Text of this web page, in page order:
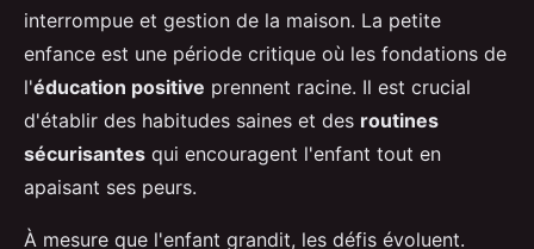
interrompue et gestion de la maison. La petite
enfance est une période critique où les fondations de
l'éducation positive prennent racine. Il est crucial
d'établir des habitudes saines et des routines
sécurisantes qui encouragent l'enfant tout en
apaisant ses peurs.
À mesure que l'enfant grandit, les défis évoluent.